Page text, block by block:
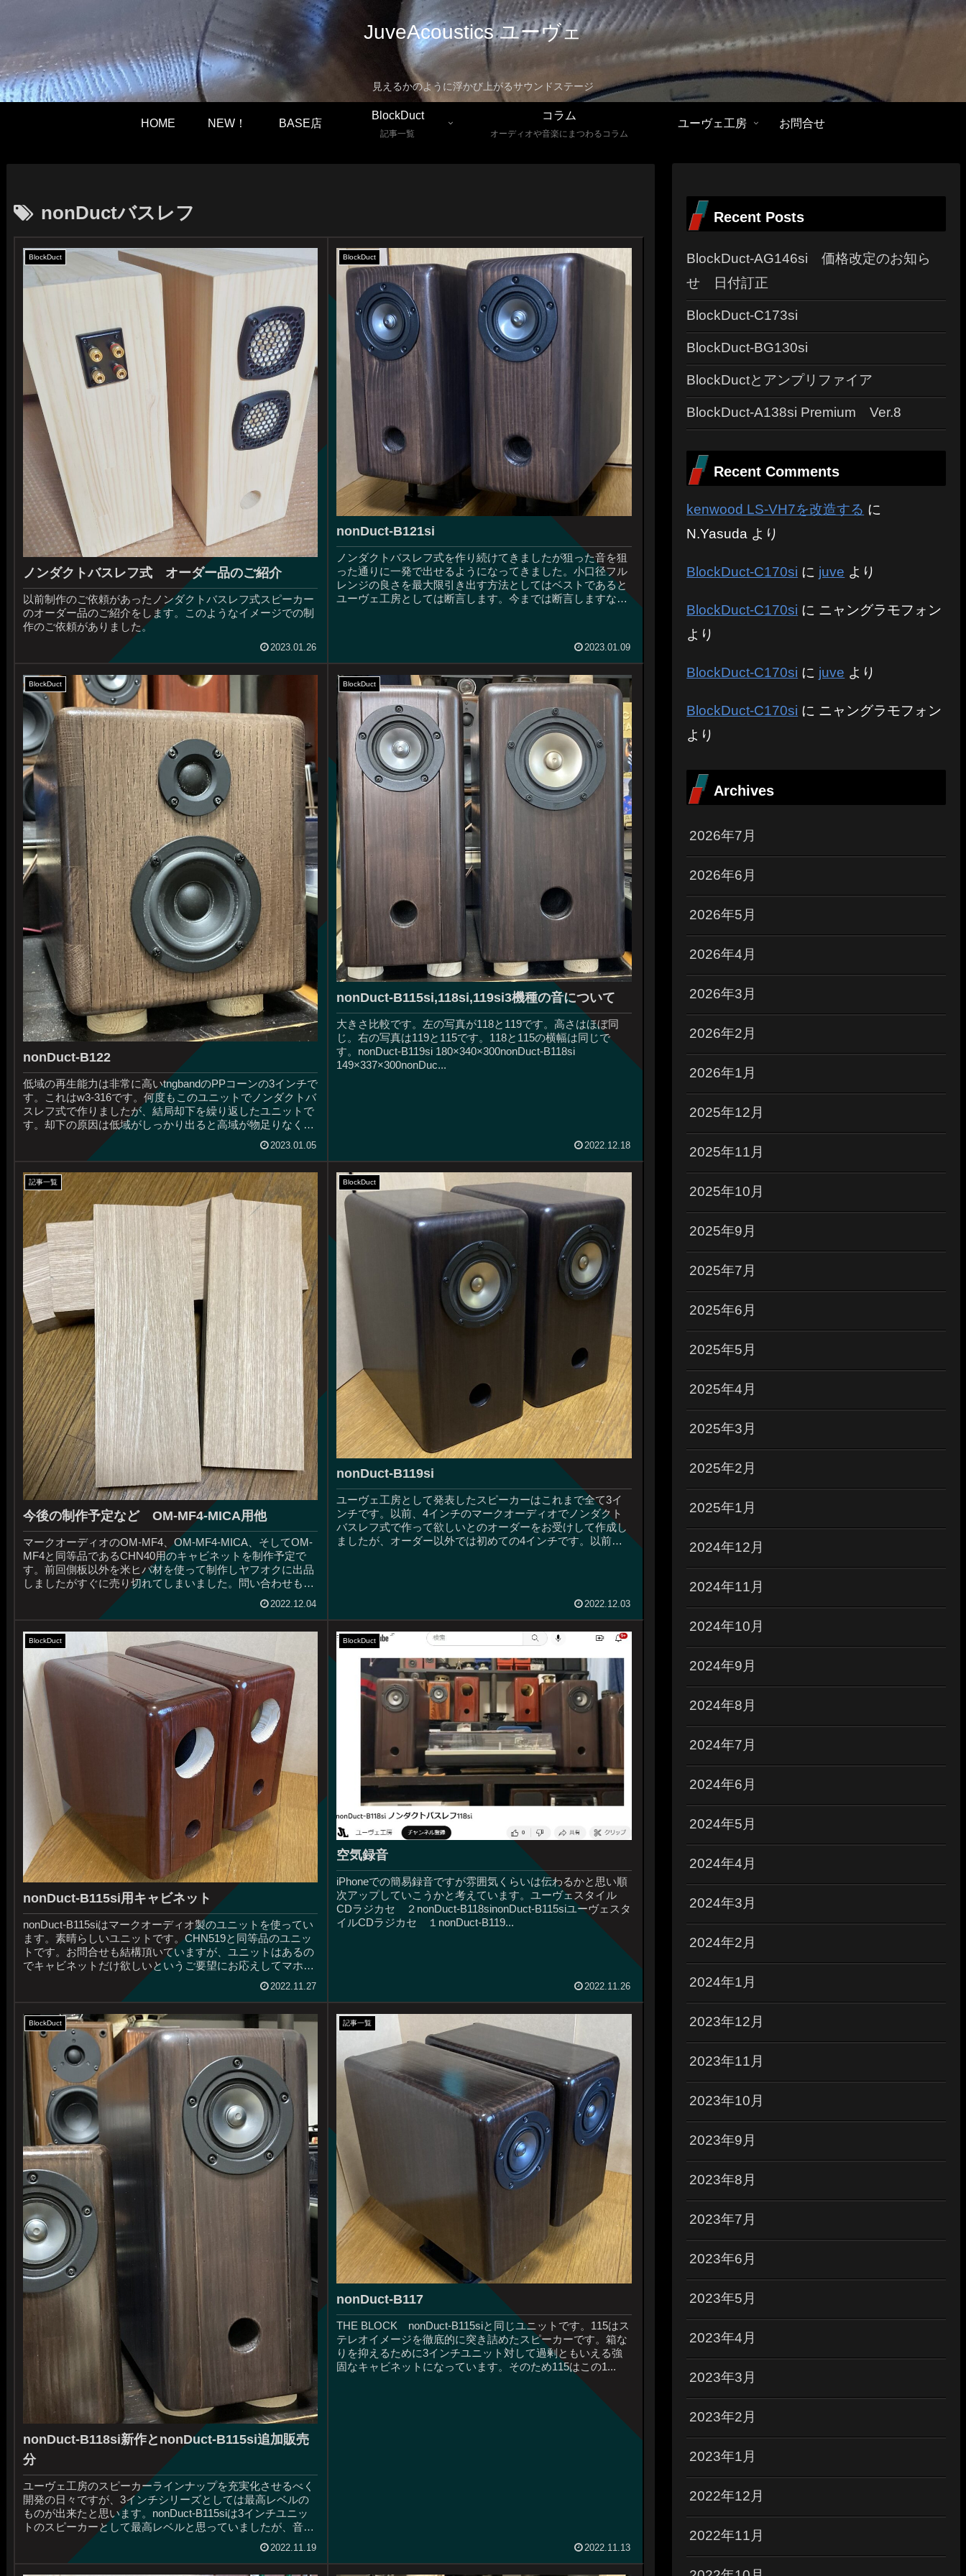
JuveAcoustics ユーヴェ
見えるかのように浮かび上がるサウンドステージ
HOME NEW！ BASE店
BlockDuct
記事一覧
コラム
オーディオや音楽にまつわるコラム
ユーヴェ工房 お問合せ
nonDuctバスレフ
BlockDuct
ノンダクトバスレフ式 オーダー品のご紹介
以前制作のご依頼があったノンダクトバスレフ式スピーカー
のオーダー品のご紹介をします。このようなイメージでの制
作のご依頼がありました。
2023.01.26
BlockDuct
nonDuct-B121si
ノンダクトバスレフ式を作り続けてきましたが狙った音を狙
った通りに一発で出せるようになってきました。小口径フル
レンジの良さを最大限引き出す方法としてはベストであると
ユーヴェ工房としては断言します。今までは断言しますなん
2023.01.09
BlockDuct
nonDuct-B122
低域の再生能力は非常に高いtngbandのPPコーンの3インチで
す。これはw3-316です。何度もこのユニットでノンダクトバ
スレフ式で作りましたが、結局却下を繰り返したユニットで
す。却下の原因は低域がしっかり出ると高域が物足りなくな
2023.01.05
BlockDuct
nonDuct-B115si,118si,119si3機種の音について
大きさ比較です。左の写真が118と119です。高さはほぼ同
じ。右の写真は119と115です。118と115の横幅は同じで
す。nonDuct-B119si 180×340×300nonDuct-B118si
149×337×300nonDuc...
2022.12.18
記事一覧
今後の制作予定など OM-MF4-MICA用他
マークオーディオのOM-MF4、OM-MF4-MICA、そしてOM-
MF4と同等品であるCHN40用のキャビネットを制作予定で
す。前回側板以外を米ヒバ材を使って制作しヤフオクに出品
しましたがすぐに売り切れてしまいました。問い合わせもあ
2022.12.04
BlockDuct
nonDuct-B119si
ユーヴェ工房として発表したスピーカーはこれまで全て3イ
ンチです。以前、4インチのマークオーディオでノンダクト
バスレフ式で作って欲しいとのオーダーをお受けして作成し
ましたが、オーダー以外では初めての4インチです。以前作
2022.12.03
BlockDuct
nonDuct-B115si用キャビネット
nonDuct-B115siはマークオーディオ製のユニットを使ってい
ます。素晴らしいユニットです。CHN519と同等品のユニッ
トです。お問合せも結構頂いていますが、ユニットはあるの
でキャビネットだけ欲しいというご要望にお応えしてマホガ
2022.11.27
BlockDuct
空気録音
iPhoneでの簡易録音ですが雰囲気くらいは伝わるかと思い順
次アップしていこうかと考えています。ユーヴェスタイル
CDラジカセ ２nonDuct-B118sinonDuct-B115siユーヴェスタ
イルCDラジカセ １nonDuct-B119...
2022.11.26
BlockDuct
nonDuct-B118si新作とnonDuct-B115si追加販売
分
ユーヴェ工房のスピーカーラインナップを充実化させるべく
開発の日々ですが、3インチシリーズとしては最高レベルの
ものが出来たと思います。nonDuct-B115siは3インチユニッ
トのスピーカーとして最高レベルと思っていましたが、音の
2022.11.19
記事一覧
nonDuct-B117
THE BLOCK nonDuct-B115siと同じユニットです。115はス
テレオイメージを徹底的に突き詰めたスピーカーです。箱な
りを抑えるために3インチユニット対して過剰ともいえる強
固なキャビネットになっています。そのため115はこの1...
2022.11.13
Recent Posts
BlockDuct-AG146si 価格改定のお知ら
せ 日付訂正
BlockDuct-C173si
BlockDuct-BG130si
BlockDuctとアンプリファイア
BlockDuct-A138si Premium Ver.8
Recent Comments
kenwood LS-VH7を改造する に
N.Yasuda より
BlockDuct-C170si に juve より
BlockDuct-C170si に ニャングラモフォン
より
BlockDuct-C170si に juve より
BlockDuct-C170si に ニャングラモフォン
より
Archives
2026年7月
2026年6月
2026年5月
2026年4月
2026年3月
2026年2月
2026年1月
2025年12月
2025年11月
2025年10月
2025年9月
2025年7月
2025年6月
2025年5月
2025年4月
2025年3月
2025年2月
2025年1月
2024年12月
2024年11月
2024年10月
2024年9月
2024年8月
2024年7月
2024年6月
2024年5月
2024年4月
2024年3月
2024年2月
2024年1月
2023年12月
2023年11月
2023年10月
2023年9月
2023年8月
2023年7月
2023年6月
2023年5月
2023年4月
2023年3月
2023年2月
2023年1月
2022年12月
2022年11月